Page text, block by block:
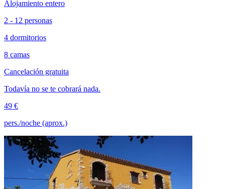
Alojamiento entero
2 - 12 personas
4 dormitorios
8 camas
Cancelación gratuita
Todavía no se te cobrará nada.
49 €
pers./noche (aprox.)